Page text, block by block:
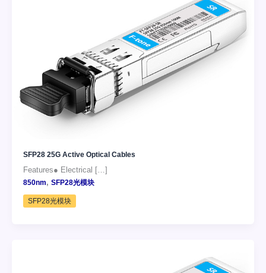
SFP28 25G Active Optical Cables
Features● Electrical […]
850nm, SFP28光模块
SFP28光模块